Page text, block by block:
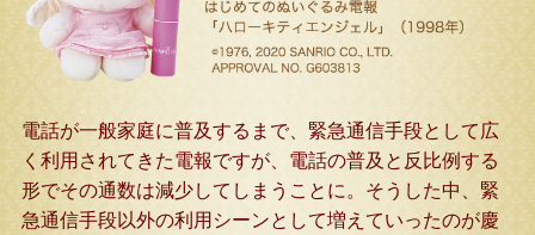
電話が一般家庭に普及するまで、緊急通信手段として広
く利用されてきた電報ですが、電話の普及と反比例する
形でその通数は減少してしまうことに。そうした中、緊
急通信手段以外の利用シーンとして増えていったのが慶